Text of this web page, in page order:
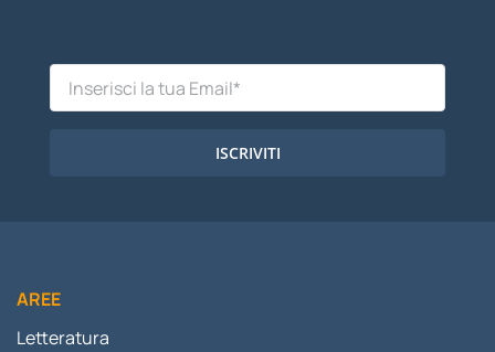
ISCRIVITI
AREE
Letteratura